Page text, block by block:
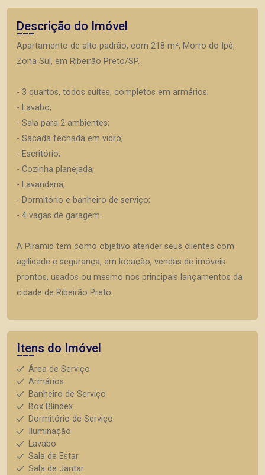
Descrição do Imóvel
Apartamento de alto padrão, com 218 m², Morro do Ipê,
Zona Sul, em Ribeirão Preto/SP.
- 3 quartos, todos suítes, completos em armários;
- Lavabo;
- Sala para 2 ambientes;
- Sacada fechada em vidro;
- Escritório;
- Cozinha planejada;
- Lavanderia;
- Dormitório e banheiro de serviço;
- 4 vagas de garagem.
A Piramid tem como objetivo atender seus clientes com
agilidade e segurança, em locação, vendas de imóveis
prontos, usados ou mesmo nos principais lançamentos da
cidade de Ribeirão Preto.
Itens do Imóvel
Área de Serviço
Armários
Banheiro de Serviço
Box Blindex
Dormitório de Serviço
Iluminação
Lavabo
Sala de Estar
Sala de Jantar